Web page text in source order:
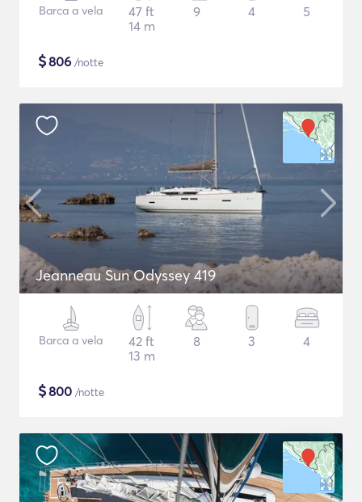
Barca a vela
47 ft
14 m
9 4 5
$806 /notte
Jeanneau Sun Odyssey 419
Barca a vela
42 ft
13 m
8 3 4
$800 /notte